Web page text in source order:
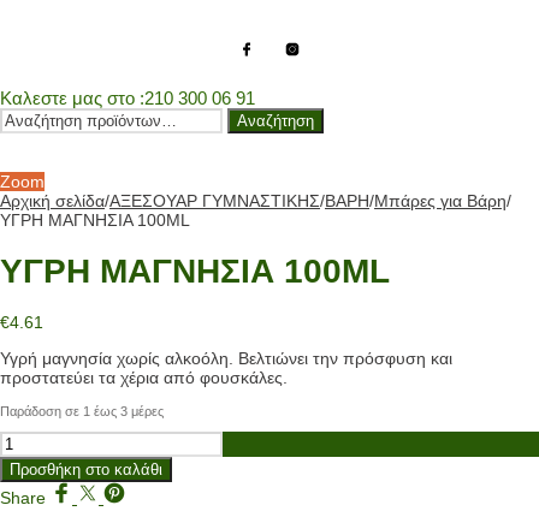
Καλεστε μας στο :210 300 06 91
Αναζήτηση
για:
Αναζήτηση
Zoom
Αρχική σελίδα/ΑΞΕΣΟΥΑΡ ΓΥΜΝΑΣΤΙΚΗΣ/ΒΑΡΗ/Μπάρες για Βάρη/
ΥΓΡΗ ΜΑΓΝΗΣΙΑ 100ML
ΥΓΡΗ ΜΑΓΝΗΣΙΑ 100ML
€4.61
Υγρή μαγνησία χωρίς αλκοόλη. Βελτιώνει την πρόσφυση και
προστατεύει τα χέρια από φουσκάλες.
Παράδοση σε 1 έως 3 μέρες
ΥΓΡΗ
ΜΑΓΝΗΣΙΑ
100ML
ποσότητα
Προσθήκη στο καλάθι
Share